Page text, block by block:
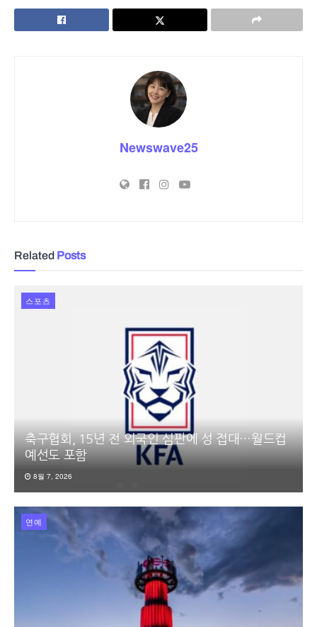
Newswave25
Related Posts
스포츠
축구협회, 15년 전 외국인 심판에 성 접대…월드컵
예선도 포함
8월 7, 2026
연예